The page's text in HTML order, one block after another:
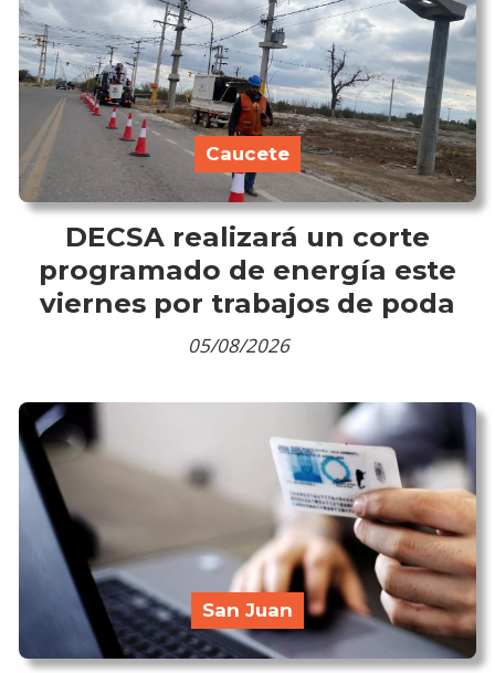
DECSA realizará un corte
programado de energía este
viernes por trabajos de poda
Caucete
05/08/2026
San Juan